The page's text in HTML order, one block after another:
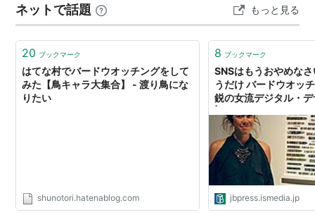
pictureです。★★★★★★★★★★★★★★★★ ブ…
ネットで話題 もっと見る
20 ブックマーク
はてな村でバードウオッチングをして
みた【鳥キャラ大集合】 - 渡り鳥にな
りたい
shunotori.hatenablog.com
8 ブックマーク
SNSはもうおやめな
うだけ バードウオッ
鋭の女流デジタル・
jbpress.ismedia.jp